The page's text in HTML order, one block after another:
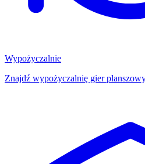
Wypożyczalnie
Znajdź wypożyczalnię gier